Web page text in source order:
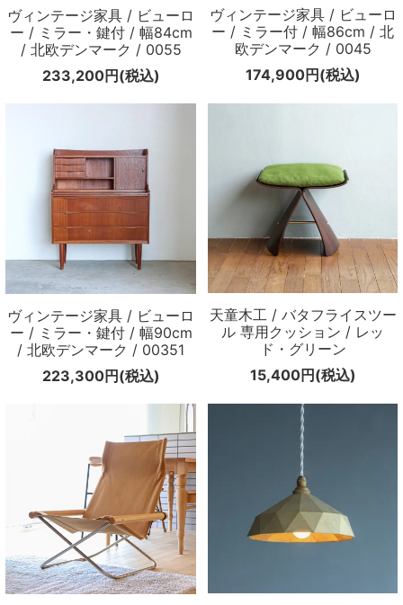
ヴィンテージ家具 / ビューロ
ー / ミラー・鍵付 / 幅84cm
/ 北欧デンマーク / 0055
233,200円(税込)
ヴィンテージ家具 / ビューロ
ー / ミラー付 / 幅86cm / 北
欧デンマーク / 0045
174,900円(税込)
ヴィンテージ家具 / ビューロ
ー / ミラー・鍵付 / 幅90cm
/ 北欧デンマーク / 00351
223,300円(税込)
天童木工 / バタフライスツー
ル 専用クッション / レッ
ド・グリーン
15,400円(税込)